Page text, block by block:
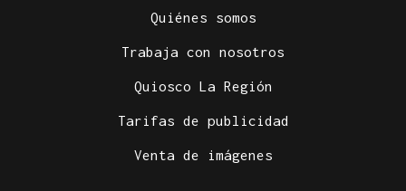
Quiénes somos
Trabaja con nosotros
Quiosco La Región
Tarifas de publicidad
Venta de imágenes